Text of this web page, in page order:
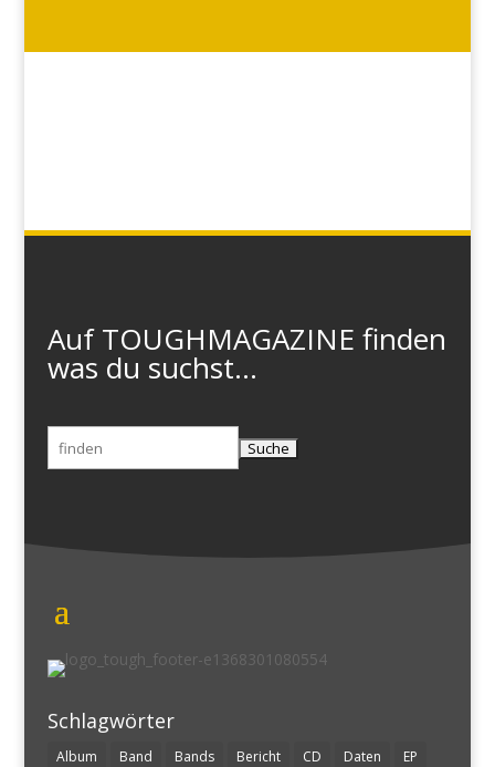
Auf TOUGHMAGAZINE finden
was du suchst...
Suchen
nach:
Schlagwörter
Album Band Bands Bericht CD Daten EP